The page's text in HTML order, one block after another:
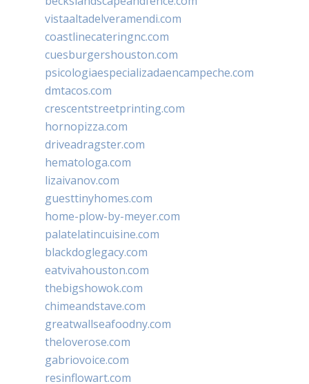
vistaaltadelveramendi.com
coastlinecateringnc.com
cuesburgershouston.com
psicologiaespecializadaencampeche.com
dmtacos.com
crescentstreetprinting.com
hornopizza.com
driveadragster.com
hematologa.com
lizaivanov.com
guesttinyhomes.com
home-plow-by-meyer.com
palatelatincuisine.com
blackdoglegacy.com
eatvivahouston.com
thebigshowok.com
chimeandstave.com
greatwallseafoodny.com
theloverose.com
gabriovoice.com
resinflowart.com